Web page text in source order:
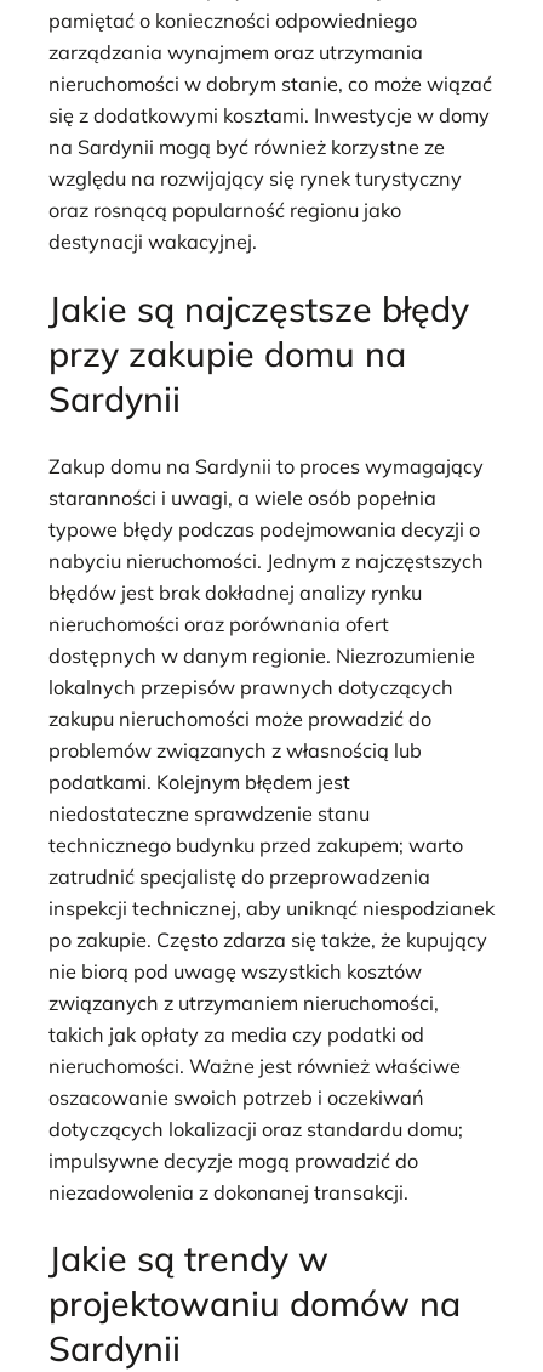
pamiętać o konieczności odpowiedniego
zarządzania wynajmem oraz utrzymania
nieruchomości w dobrym stanie, co może wiązać
się z dodatkowymi kosztami. Inwestycje w domy
na Sardynii mogą być również korzystne ze
względu na rozwijający się rynek turystyczny
oraz rosnącą popularność regionu jako
destynacji wakacyjnej.
Jakie są najczęstsze błędy
przy zakupie domu na
Sardynii
Zakup domu na Sardynii to proces wymagający
staranności i uwagi, a wiele osób popełnia
typowe błędy podczas podejmowania decyzji o
nabyciu nieruchomości. Jednym z najczęstszych
błędów jest brak dokładnej analizy rynku
nieruchomości oraz porównania ofert
dostępnych w danym regionie. Niezrozumienie
lokalnych przepisów prawnych dotyczących
zakupu nieruchomości może prowadzić do
problemów związanych z własnością lub
podatkami. Kolejnym błędem jest
niedostateczne sprawdzenie stanu
technicznego budynku przed zakupem; warto
zatrudnić specjalistę do przeprowadzenia
inspekcji technicznej, aby uniknąć niespodzianek
po zakupie. Często zdarza się także, że kupujący
nie biorą pod uwagę wszystkich kosztów
związanych z utrzymaniem nieruchomości,
takich jak opłaty za media czy podatki od
nieruchomości. Ważne jest również właściwe
oszacowanie swoich potrzeb i oczekiwań
dotyczących lokalizacji oraz standardu domu;
impulsywne decyzje mogą prowadzić do
niezadowolenia z dokonanej transakcji.
Jakie są trendy w
projektowaniu domów na
Sardynii